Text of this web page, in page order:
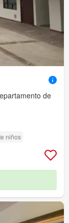
de
niños